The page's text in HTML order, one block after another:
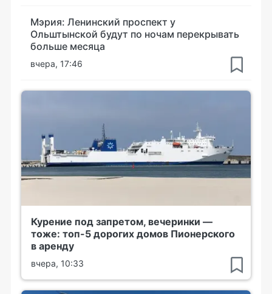
Мэрия: Ленинский проспект у
Ольштынской будут по ночам перекрывать
больше месяца
вчера, 17:46
Курение под запретом, вечеринки —
тоже: топ-5 дорогих домов Пионерского
в аренду
вчера, 10:33